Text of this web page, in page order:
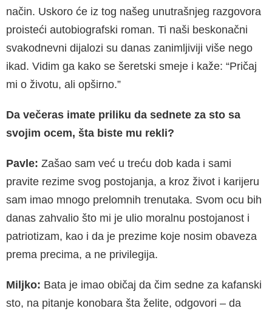
način. Uskoro će iz tog našeg unutrašnjeg razgovora
proisteći autobiografski roman. Ti naši beskonačni
svakodnevni dijalozi su danas zanimljiviji više nego
ikad. Vidim ga kako se šeretski smeje i kaže: “Pričaj
mi o životu, ali opširno.”
Da večeras imate priliku da sednete za sto sa
svojim ocem, šta biste mu rekli?
Pavle: Zašao sam već u treću dob kada i sami
pravite rezime svog postojanja, a kroz život i karijeru
sam imao mnogo prelomnih trenutaka. Svom ocu bih
danas zahvalio što mi je ulio moralnu postojanost i
patriotizam, kao i da je prezime koje nosim obaveza
prema precima, a ne privilegija.
Miljko: Bata je imao običaj da čim sedne za kafanski
sto, na pitanje konobara šta želite, odgovori – da